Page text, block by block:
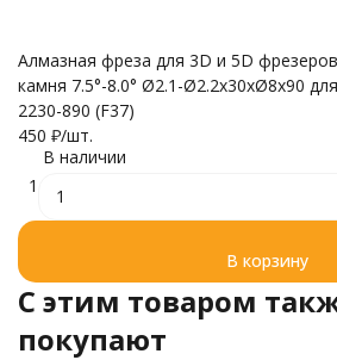
Алмазная фреза для 3D и 5D
камня 7.5°-8.0° Ø2.1-Ø2.2x30xØ8x90
2230-890 (F37)
450 ₽/шт.
В наличии
1
В корзину
C этим товаром
покупают